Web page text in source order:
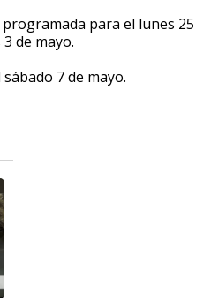
para el lunes 25
de mayo.
7 de mayo.